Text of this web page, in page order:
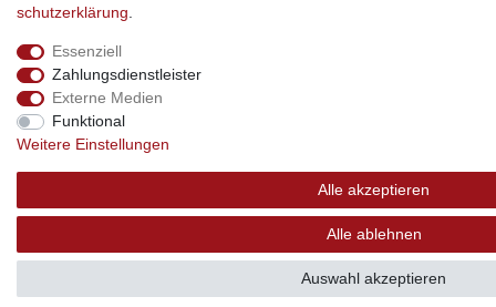
schutz­erklärung
Essenziell
Zahlungsdienstleister
Externe Medien
Funktional
Weitere Einstellungen
Alle akzeptieren
Alle ablehnen
Auswahl akzeptieren